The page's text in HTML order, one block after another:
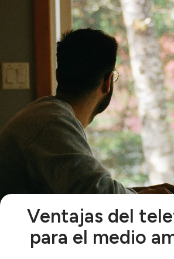
Ventajas del
para el medio